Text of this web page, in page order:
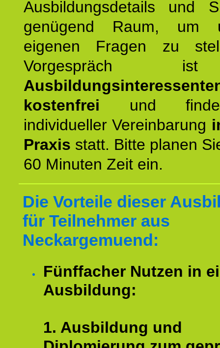
Ausbildungsdetails und
genügend Raum, um
eigenen Fragen zu
kostenfrei und
individueller Vereinbarung
Praxis statt. Bitte planen
60 Minuten Zeit ein.
Die Vorteile dieser
für Teilnehmer aus
Neckargemuend:
Fünffacher Nutzen in
Ausbildung:
1. Ausbildung und